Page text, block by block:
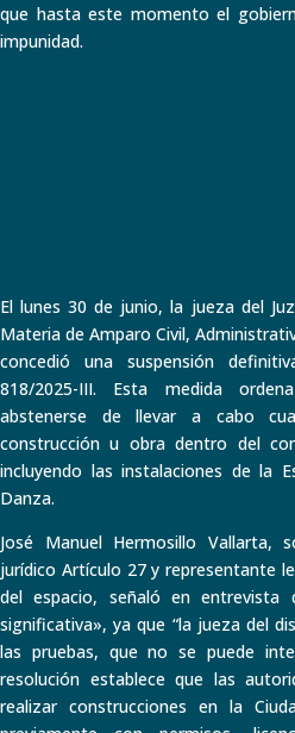
que hasta este momento el
impunidad.
El lunes 30 de junio, la jueza del
Materia de Amparo Civil,
concedió una suspensión
818/2025-III. Esta medida
abstenerse de llevar a cabo
construcción u obra dentro del
incluyendo las instalaciones de la
Danza.
José Manuel Hermosillo Vallarta,
jurídico Artículo 27 y representante
del espacio, señaló en entrevista
significativa», ya que “la jueza del
las pruebas, que no se puede
resolución establece que las
realizar construcciones en la